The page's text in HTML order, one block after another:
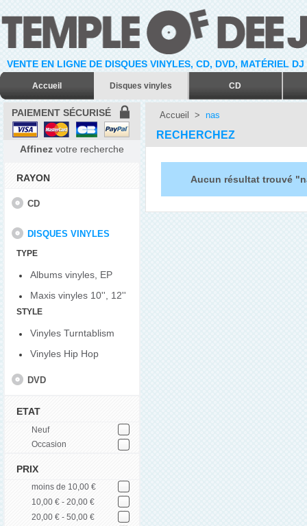
VENTE EN LIGNE DE DISQUES VINYLES, CD, DVD, MATÉRIEL
Accueil Disques vinyles CD
PAIEMENT SÉCURISÉ
Affinez votre recherche
RAYON
CD
DISQUES VINYLES
TYPE
Albums vinyles, EP
Maxis vinyles 10'', 12''
STYLE
Vinyles Turntablism
Vinyles Hip Hop
DVD
ETAT
Neuf
Occasion
PRIX
moins de 10,00 €
10,00 € - 20,00 €
20,00 € - 50,00 €
Accueil > nas
RECHERCHEZ
Aucun résultat trouvé